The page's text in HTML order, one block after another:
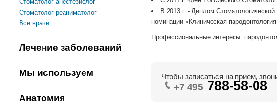
Стоматолог-анестезиолог
Стоматолог-реаниматолог
Все врачи
Лечение заболеваний
Мы используем
Анатомия
В 2013 г. - Диплом
номинации «Клиническая
Профессиональные интересы:
Чтобы записаться на прием,
+7 495 788-58-08